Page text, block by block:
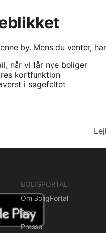
by. Mens du venter,
når vi får nye boliger
kortfunktion
i søgefeltet
BOLIGPORTAL
Om BoligPortal
Blog
Presse